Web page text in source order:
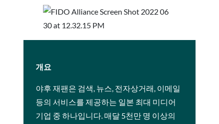
개요
야후 재팬은 검색, 뉴스, 전자상거래, 이메일
등의 서비스를 제공하는 일본 최대 미디어
기업 중 하나입니다. 매달 5천만 명 이상의